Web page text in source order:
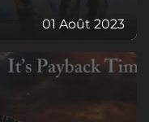
01 Août 2023